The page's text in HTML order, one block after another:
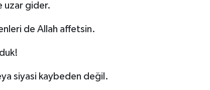
uzar gider.
de Allah affetsin.
siyasi kaybeden değil.